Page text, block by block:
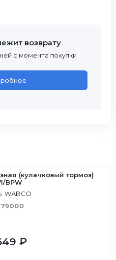
возврату
с момента покупки
(кулачковый тормоз)
BPW
WABCO
₽